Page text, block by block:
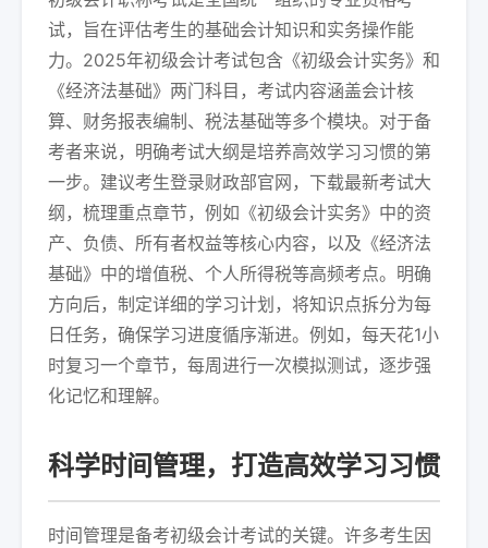
试，旨在评估考生的基础会计知识和实务操作能
力。2025年初级会计考试包含《初级会计实务》和
《经济法基础》两门科目，考试内容涵盖会计核
算、财务报表编制、税法基础等多个模块。对于备
考者来说，明确考试大纲是培养高效学习习惯的第
一步。建议考生登录财政部官网，下载最新考试大
纲，梳理重点章节，例如《初级会计实务》中的资
产、负债、所有者权益等核心内容，以及《经济法
基础》中的增值税、个人所得税等高频考点。明确
方向后，制定详细的学习计划，将知识点拆分为每
日任务，确保学习进度循序渐进。例如，每天花1小
时复习一个章节，每周进行一次模拟测试，逐步强
化记忆和理解。
科学时间管理，打造高效学习习惯
时间管理是备考初级会计考试的关键。许多考生因